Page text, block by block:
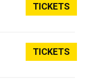
TICKETS
TICKETS